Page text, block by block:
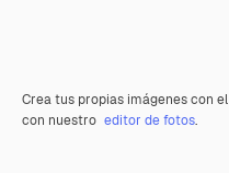
Crea tus propias imágenes con el
con nuestro editor de fotos.